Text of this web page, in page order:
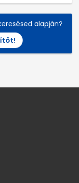
alapján?